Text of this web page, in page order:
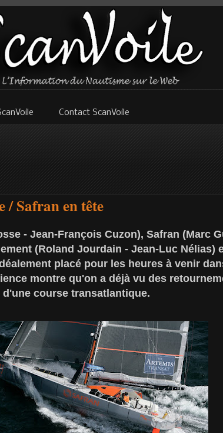
Contact ScanVoile
/ Safran en tête
- Jean-François Cuzon), Safran (Marc
(Roland Jourdain - Jean-Luc Nélias)
placé pour les heures à venir
montre qu'on a déjà vu des
course transatlantique.